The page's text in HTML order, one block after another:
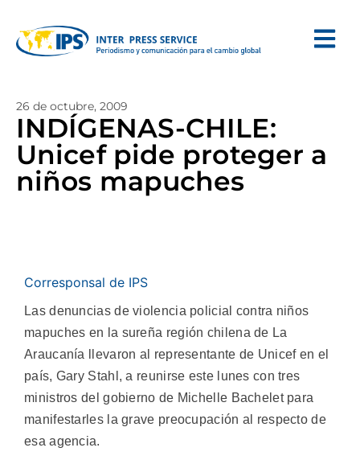
26 de octubre, 2009
INDÍGENAS-CHILE:
Unicef pide proteger a
niños mapuches
Corresponsal de IPS
Las denuncias de violencia policial contra niños
mapuches en la sureña región chilena de La
Araucanía llevaron al representante de Unicef en el
país, Gary Stahl, a reunirse este lunes con tres
ministros del gobierno de Michelle Bachelet para
manifestarles la grave preocupación al respecto de
esa agencia.